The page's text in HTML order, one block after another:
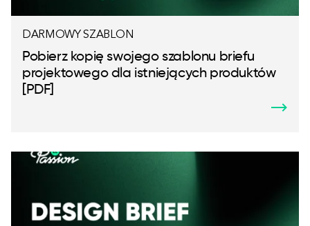
DARMOWY SZABLON
Pobierz kopię swojego szablonu briefu
projektowego dla istniejących produktów
[PDF]